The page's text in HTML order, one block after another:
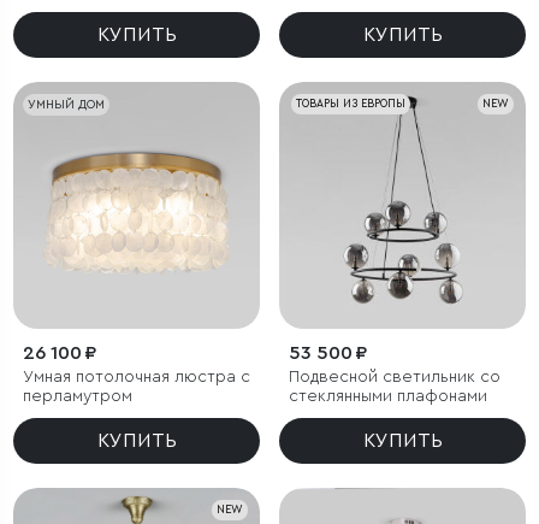
КУПИТЬ КУПИТЬ
УМНЫЙ ДОМ
26 100 ₽
Умная потолочная люстра с
перламутром
КУПИТЬ
NEW
ТОВАРЫ ИЗ ЕВРОПЫ
53 500 ₽
Подвесной светильник со
стеклянными плафонами
КУПИТЬ
NEW